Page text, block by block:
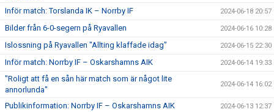
Inför match: Torslanda IK – Norrby IF 2024-06-18 20:57
Bilder från 6-0-segern på Ryavallen 2024-06-16 10:28
Islossning på Ryavallen "Allting klaffade idag" 2024-06-15 22:30
Inför match: Norrby IF – Oskarshamns AIK 2024-06-14 19:33
"Roligt att få en sån här match som är något lite
annorlunda"
2024-06-14 16:02
Publikinformation: Norrby IF – Oskarshamns AIK 2024-06-13 12:37